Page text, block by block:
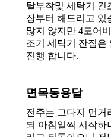
탈부착및 세탁기 건
장부터 해드리고 있
많지 않지만 4도어
조기 세탁기 잔짐은
진행 합니다.
면목동용달
전주는 그다지 먼거
되 아침일찍 시작하